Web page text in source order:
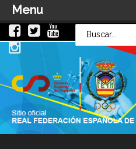
LOG INOR
Contraseña
Recuérdeme
Menu